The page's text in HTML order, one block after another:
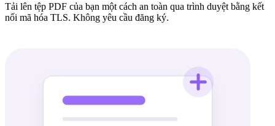
Tải lên tệp PDF của bạn một cách an toàn qua trình duyệt bằng kết
nối mã hóa TLS. Không yêu cầu đăng ký.